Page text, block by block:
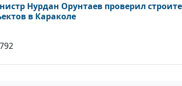
Нурдан Орунтаев проверил
в Караколе